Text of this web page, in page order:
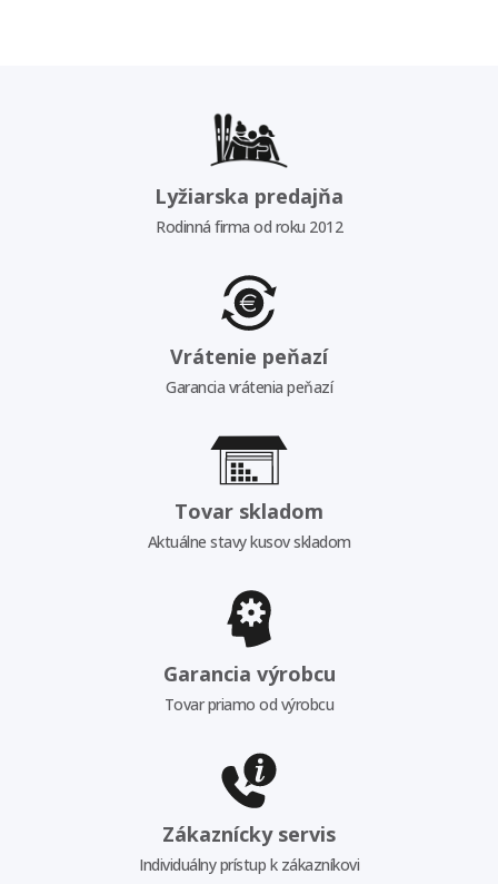
Lyžiarska predajňa
Rodinná firma od roku 2012
Vrátenie peňazí
Garancia vrátenia peňazí
Tovar skladom
Aktuálne stavy kusov skladom
Garancia výrobcu
Tovar priamo od výrobcu
Zákaznícky servis
Individuálny prístup k zákazníkovi